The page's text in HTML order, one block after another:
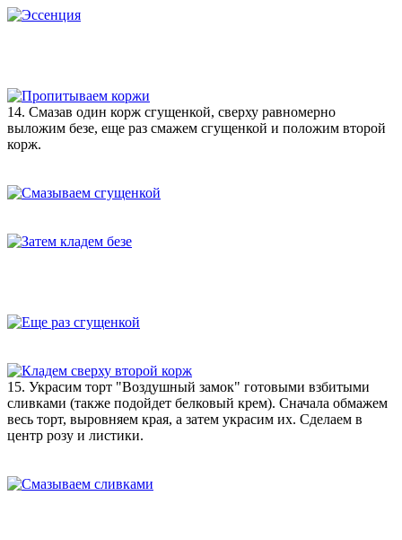
14. Смазав один корж сгущенкой, сверху равномерно
выложим безе, еще раз смажем сгущенкой и положим второй
корж.
15. Украсим торт "Воздушный замок" готовыми взбитыми
сливками (также подойдет белковый крем). Сначала обмажем
весь торт, выровняем края, а затем украсим их. Сделаем в
центр розу и листики.